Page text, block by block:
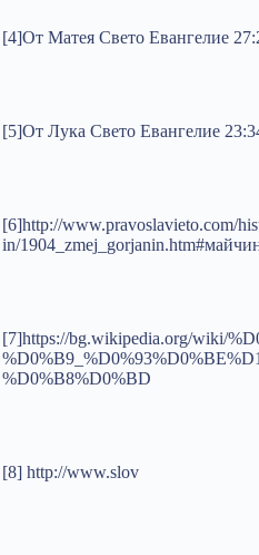
[4]От Матея Свето Евангелие
[5]От Лука Свето Евангелие
[6]http://www.pravoslavieto.com/
in/
[7]https://bg.wikipedia.org/wiki/
%D0%B8%D0%BD
[8] http://www.slov